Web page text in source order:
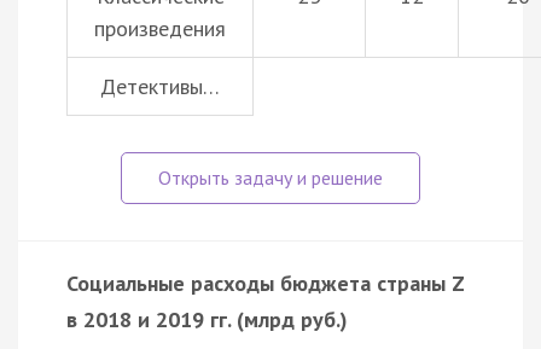
произведения
Детективы…
Социальные расходы бюджета страны Z
в 2018 и 2019 гг. (млрд руб.)